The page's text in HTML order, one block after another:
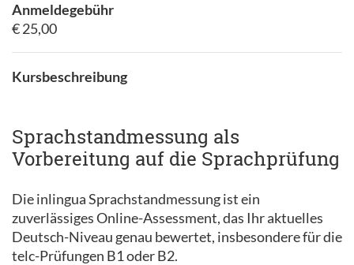
Kursbeschreibung
Sprachstandmessung als
Vorbereitung auf die Sprachprüfung
Die inlingua Sprachstandmessung ist ein
zuverlässiges Online-Assessment, das Ihr aktuelles
Deutsch-Niveau genau bewertet, insbesondere für die
telc-Prüfungen B1 oder B2.​
Anmeldegebühr
€ 25,00